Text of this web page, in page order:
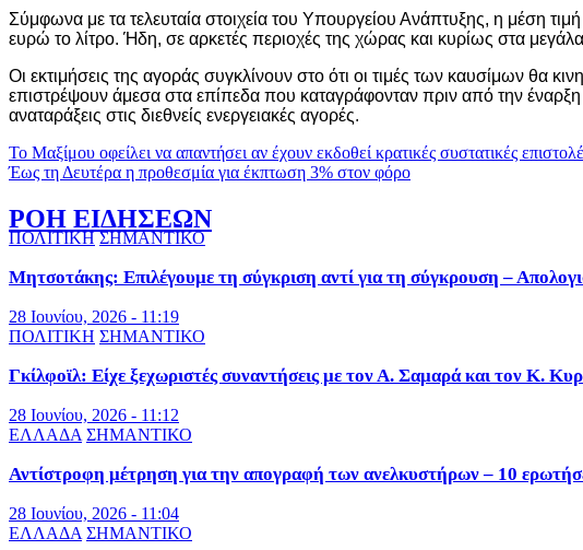
Σύμφωνα με τα τελευταία στοιχεία του Υπουργείου Ανάπτυξης, η μέση
ευρώ το λίτρο. Ήδη, σε αρκετές περιοχές της χώρας και κυρίως στα
Οι εκτιμήσεις της αγοράς συγκλίνουν στο ότι οι τιμές των καυσίμων θα
επιστρέψουν άμεσα στα επίπεδα που καταγράφονταν πριν από την έναρξη
αναταράξεις στις διεθνείς ενεργειακές αγορές.
Πλοήγηση
άρθρων
Το Μαξίμου οφείλει να απαντήσει αν έχουν εκδοθεί κρατικές συστατικές
Έως τη Δευτέρα η προθεσμία για έκπτωση 3% στον φόρο
ΡΟΗ ΕΙΔΗΣΕΩΝ
ΠΟΛΙΤΙΚΗ ΣΗΜΑΝΤΙΚΟ
Μητσοτάκης: Επιλέγουμε τη σύγκριση αντί για τη σύγκρουση –
28 Ιουνίου, 2026 - 11:19
ΠΟΛΙΤΙΚΗ ΣΗΜΑΝΤΙΚΟ
Γκίλφοϊλ: Είχε ξεχωριστές συναντήσεις με τον Α. Σαμαρά και τον Κ.
28 Ιουνίου, 2026 - 11:12
ΕΛΛΑΔΑ ΣΗΜΑΝΤΙΚΟ
Αντίστροφη μέτρηση για την απογραφή των ανελκυστήρων – 10
28 Ιουνίου, 2026 - 11:04
ΕΛΛΑΔΑ ΣΗΜΑΝΤΙΚΟ